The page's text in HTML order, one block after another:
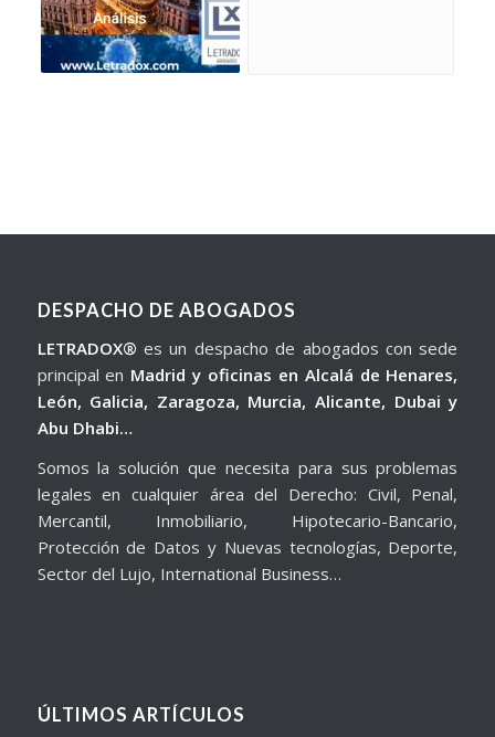
DESPACHO DE ABOGADOS
LETRADOX® es un despacho de abogados con sede
principal en Madrid y oficinas en Alcalá de Henares,
León, Galicia, Zaragoza, Murcia, Alicante, Dubai y
Abu Dhabi…
Somos la solución que necesita para sus problemas
legales en cualquier área del Derecho: Civil, Penal,
Mercantil, Inmobiliario, Hipotecario-Bancario,
Protección de Datos y Nuevas tecnologías, Deporte,
Sector del Lujo, International Business…
ÚLTIMOS ARTÍCULOS